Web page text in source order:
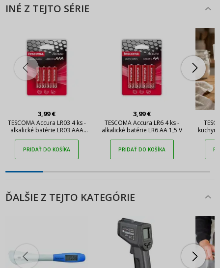
INÉ Z TEJTO SÉRIE
3,99 €
TESCOMA Accura LR03 4 ks -
alkalické batérie LR03 AAA
PRIDAŤ DO KOŠÍKA
3,99 €
TESCOMA Accura LR6 4 ks -
alkalické batérie LR6 AA 1,5 V
PRIDAŤ DO KOŠÍKA
ĎALŠIE Z TEJTO KATEGÓRIE